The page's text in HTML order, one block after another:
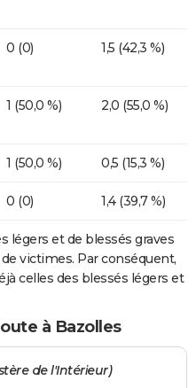
0 (0) 1,5 (42,3 %)
1 (50,0 %) 2,0 (55,0 %)
1 (50,0 %) 0,5 (15,3 %)
0 (0) 1,4 (39,7 %)
légers et de blessés graves
victimes. Par conséquent,
celles des blessés légers et
à Bazolles
de l'Intérieur)